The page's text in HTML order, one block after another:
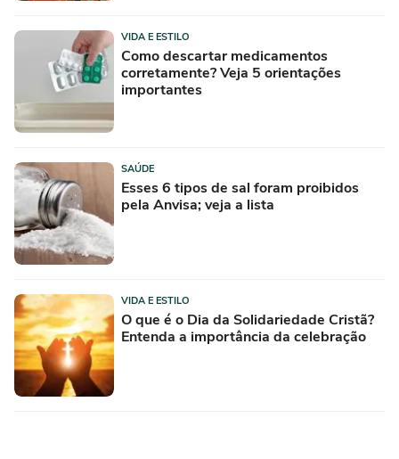
VIDA E ESTILO
Como descartar medicamentos
corretamente? Veja 5 orientações
importantes
SAÚDE
Esses 6 tipos de sal foram proibidos
pela Anvisa; veja a lista
VIDA E ESTILO
O que é o Dia da Solidariedade Cristã?
Entenda a importância da celebração